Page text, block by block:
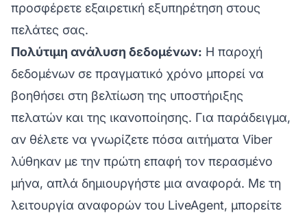
προσφέρετε εξαιρετική εξυπηρέτηση στους
πελάτες σας.
Πολύτιμη ανάλυση δεδομένων: Η παροχή
δεδομένων σε πραγματικό χρόνο μπορεί να
βοηθήσει στη βελτίωση της υποστήριξης
πελατών και της ικανοποίησης. Για παράδειγμα,
αν θέλετε να γνωρίζετε πόσα αιτήματα Viber
λύθηκαν με την πρώτη επαφή τον περασμένο
μήνα, απλά δημιουργήστε μια αναφορά. Με τη
λειτουργία αναφορών του LiveAgent, μπορείτε